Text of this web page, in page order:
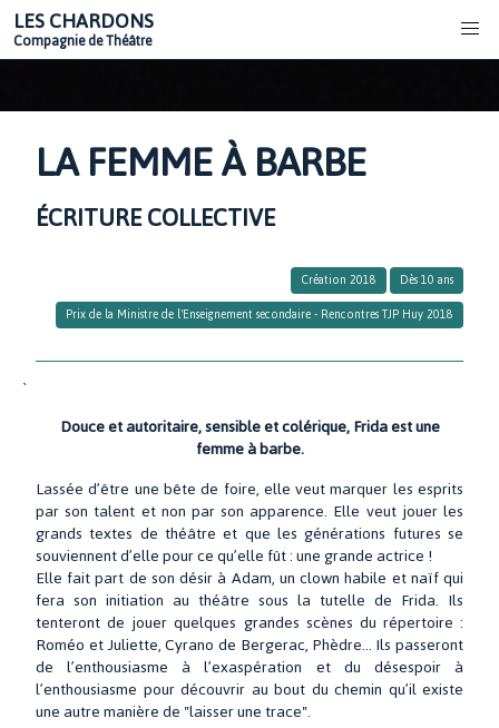
LES CHARDONS
Compagnie de Théâtre
LA FEMME À BARBE
ÉCRITURE COLLECTIVE
Création 2018
Dès 10 ans
Prix de la Ministre de l'Enseignement secondaire - Rencontres TJP Huy 2018
Douce et autoritaire, sensible et colérique, Frida est une
femme à barbe.
Lassée d’être une bête de foire, elle veut marquer les esprits
par son talent et non par son apparence. Elle veut jouer les
grands textes de théâtre et que les générations futures se
souviennent d’elle pour ce qu’elle fût : une grande actrice !
Elle fait part de son désir à Adam, un clown habile et naïf qui
fera son initiation au théâtre sous la tutelle de Frida. Ils
tenteront de jouer quelques grandes scènes du répertoire :
Roméo et Juliette, Cyrano de Bergerac, Phèdre... Ils passeront
de l’enthousiasme à l’exaspération et du désespoir à
l’enthousiasme pour découvrir au bout du chemin qu’il existe
une autre manière de "laisser une trace".
`